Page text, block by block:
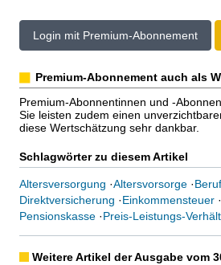
Login mit Premium-Abonnement
Premium-Abonnement auch als
Premium-Abonnentinnen und -
Sie leisten zudem einen
diese Wertschätzung sehr dankbar.
Schlagwörter zu diesem Artikel
Altersversorgung ·Altersvorsorge·
Direktversicherung ·Einkommensteuer·
Pensionskasse·Preis-Leistungs-
Weitere Artikel der Ausgabe vom